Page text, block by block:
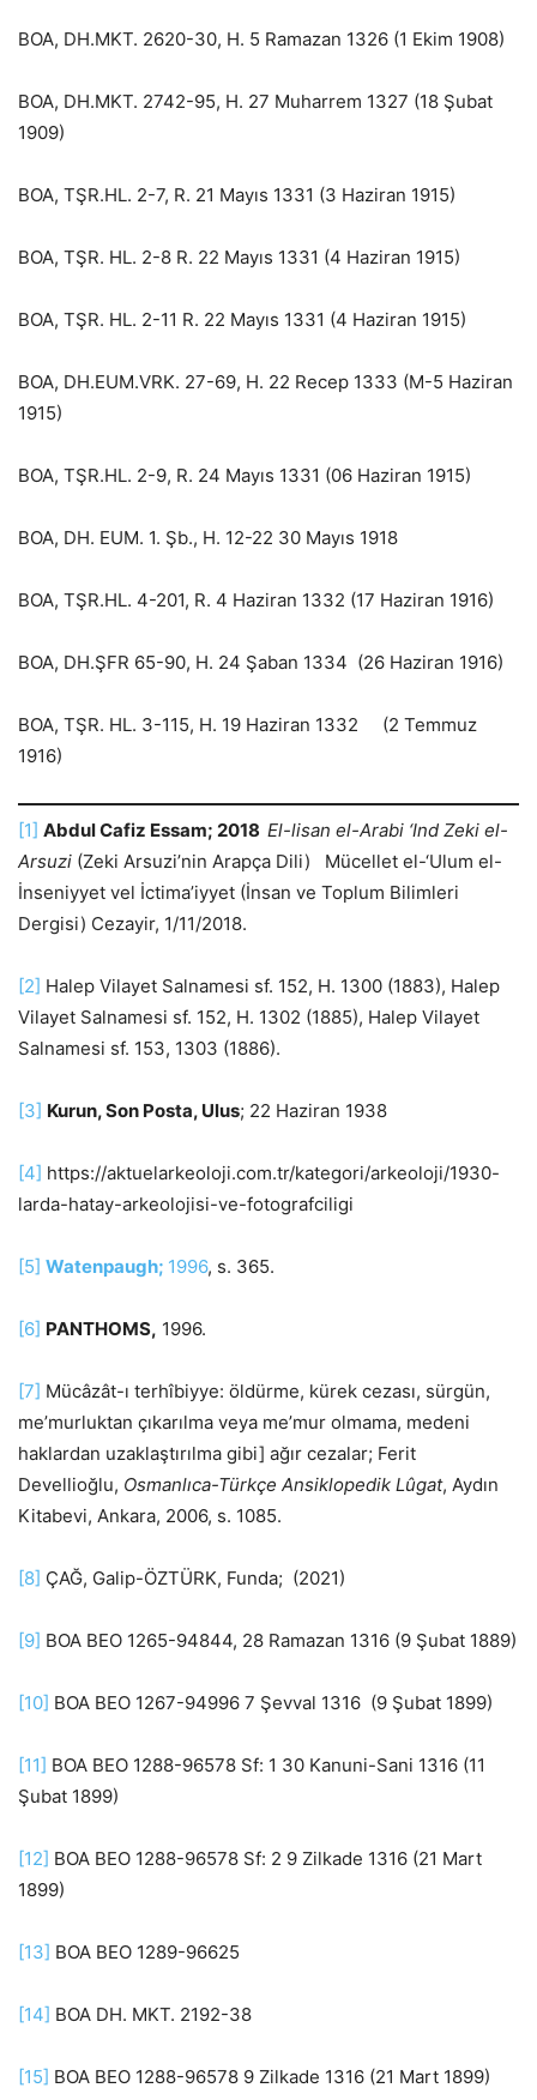
BOA, DH.MKT. 2620-30, H. 5 Ramazan 1326 (1 Ekim 1908)
BOA, DH.MKT. 2742-95, H. 27 Muharrem 1327 (18 Şubat
1909)
BOA, TŞR.HL. 2-7, R. 21 Mayıs 1331 (3 Haziran 1915)
BOA, TŞR. HL. 2-8 R. 22 Mayıs 1331 (4 Haziran 1915)
BOA, TŞR. HL. 2-11 R. 22 Mayıs 1331 (4 Haziran 1915)
BOA, DH.EUM.VRK. 27-69, H. 22 Recep 1333 (M-5 Haziran
1915)
BOA, TŞR.HL. 2-9, R. 24 Mayıs 1331 (06 Haziran 1915)
BOA, DH. EUM. 1. Şb., H. 12-22 30 Mayıs 1918
BOA, TŞR.HL. 4-201, R. 4 Haziran 1332 (17 Haziran 1916)
BOA, DH.ŞFR 65-90, H. 24 Şaban 1334 (26 Haziran 1916)
BOA, TŞR. HL. 3-115, H. 19 Haziran 1332 (2 Temmuz
1916)
[1] Abdul Cafiz Essam; 2018 El-lisan el-Arabi ‘Ind Zeki el-
Arsuzi (Zeki Arsuzi’nin Arapça Dili) Mücellet el-‘Ulum el-
İnseniyyet vel İctima’iyyet (İnsan ve Toplum Bilimleri
Dergisi) Cezayir, 1/11/2018.
[2] Halep Vilayet Salnamesi sf. 152, H. 1300 (1883), Halep
Vilayet Salnamesi sf. 152, H. 1302 (1885), Halep Vilayet
Salnamesi sf. 153, 1303 (1886).
[3] Kurun, Son Posta, Ulus; 22 Haziran 1938
[4] https://aktuelarkeoloji.com.tr/kategori/arkeoloji/1930-
larda-hatay-arkeolojisi-ve-fotografciligi
[5] Watenpaugh; 1996, s. 365.
[6] PANTHOMS, 1996.
[7] Mücâzât-ı terhîbiyye: öldürme, kürek cezası, sürgün,
me’murluktan çıkarılma veya me’mur olmama, medeni
haklardan uzaklaştırılma gibi] ağır cezalar; Ferit
Devellioğlu, Osmanlıca-Türkçe Ansiklopedik Lûgat, Aydın
Kitabevi, Ankara, 2006, s. 1085.
[8] ÇAĞ, Galip-ÖZTÜRK, Funda; (2021)
[9] BOA BEO 1265-94844, 28 Ramazan 1316 (9 Şubat 1889)
[10] BOA BEO 1267-94996 7 Şevval 1316 (9 Şubat 1899)
[11] BOA BEO 1288-96578 Sf: 1 30 Kanuni-Sani 1316 (11
Şubat 1899)
[12] BOA BEO 1288-96578 Sf: 2 9 Zilkade 1316 (21 Mart
1899)
[13] BOA BEO 1289-96625
[14] BOA DH. MKT. 2192-38
[15] BOA BEO 1288-96578 9 Zilkade 1316 (21 Mart 1899)